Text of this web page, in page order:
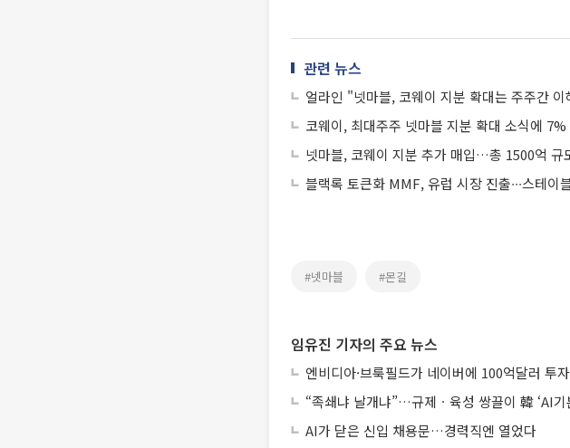
관련 뉴스
얼라인 "넷마블, 코웨이 지분 확대는 주주간
코웨이, 최대주주 넷마블 지분 확대 소식에
넷마블, 코웨이 지분 추가 매입…총 1500억 규
블랙록 토큰화 MMF, 유럽 시장 진출∙∙∙스테이
#넷마블 #몬길
임유진 기자의 주요 뉴스
엔비디아·브룩필드가 네이버에 100억달러 투
“족쇄냐 날개냐”…규제ㆍ육성 쌍끌이 韓 ‘AI기
AI가 닫은 신입 채용문…경력직엔 열었다